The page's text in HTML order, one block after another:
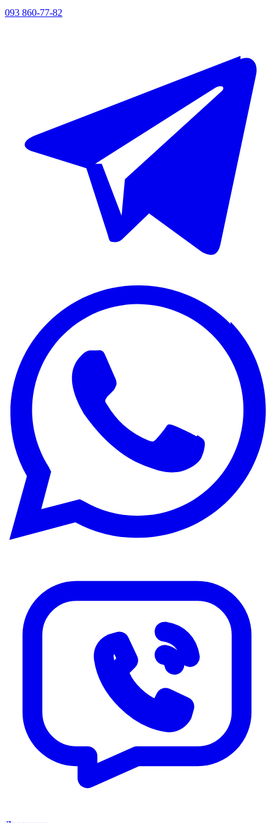
093 860-77-82